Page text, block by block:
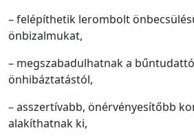
– felépíthetik lerombolt
önbizalmukat,
– megszabadulhatnak a
önhibáztatástól,
– asszertívabb, önérvényesítőbb
alakíthatnak ki,